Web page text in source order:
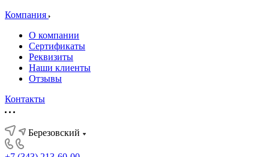
Компания
О компании
Сертификаты
Реквизиты
Наши клиенты
Отзывы
Контакты
Березовский